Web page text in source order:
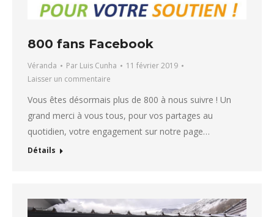
800 fans Facebook
Véranda Par Luis Cunha
11 février 2019
Laisser un commentaire
Vous êtes désormais plus de 800 à nous suivre ! Un
grand merci à vous tous, pour vos partages au
quotidien, votre engagement sur notre page…
Détails